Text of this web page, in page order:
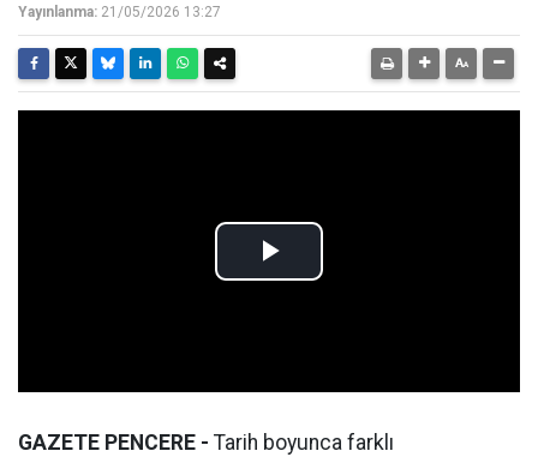
Yayınlanma: 21/05/2026 13:27
GAZETE PENCERE - Tarih boyunca farklı